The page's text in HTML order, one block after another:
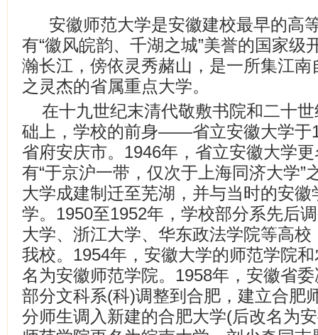
安徽师范大学是安徽建校最早的高
有“徽风皖韵、千湖之城”美誉的国家
瀚长江，傍依灵秀赭山，是一所集江
之灵杰的省属重点大学。
在十九世纪末清代敬敷书院和二十
础上，学校的前身——省立安徽大学于
省府安庆市。1946年，省立安徽大学
有“于京沪一带，仅次于上海同济大学”
大学成建制迁至芜湖，并与当时的安
学。1950至1952年，学校部分系先后
大学、浙江大学、华东政法学院等高
我校。1954年，安徽大学的师范学院
名为安徽师范学院。1958年，安徽省
部分文科系(科)调整到合肥，建立合肥
分师生调入新建的合肥大学(后改名为